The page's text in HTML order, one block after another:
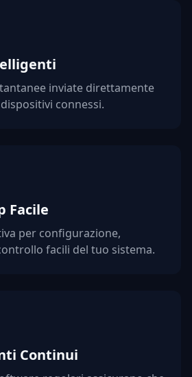
inviate direttamente
connessi.
Facile
per configurazione,
facili del tuo sistema.
Continui